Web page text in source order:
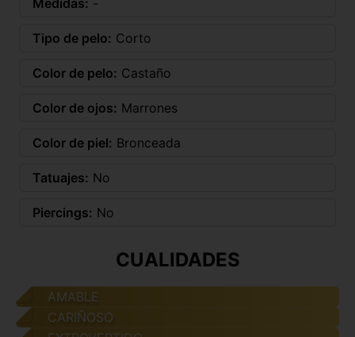
Medidas: -
Tipo de pelo: Corto
Color de pelo: Castaño
Color de ojos: Marrones
Color de piel: Bronceada
Tatuajes: No
Piercings: No
CUALIDADES
AMABLE
CARIÑOSO